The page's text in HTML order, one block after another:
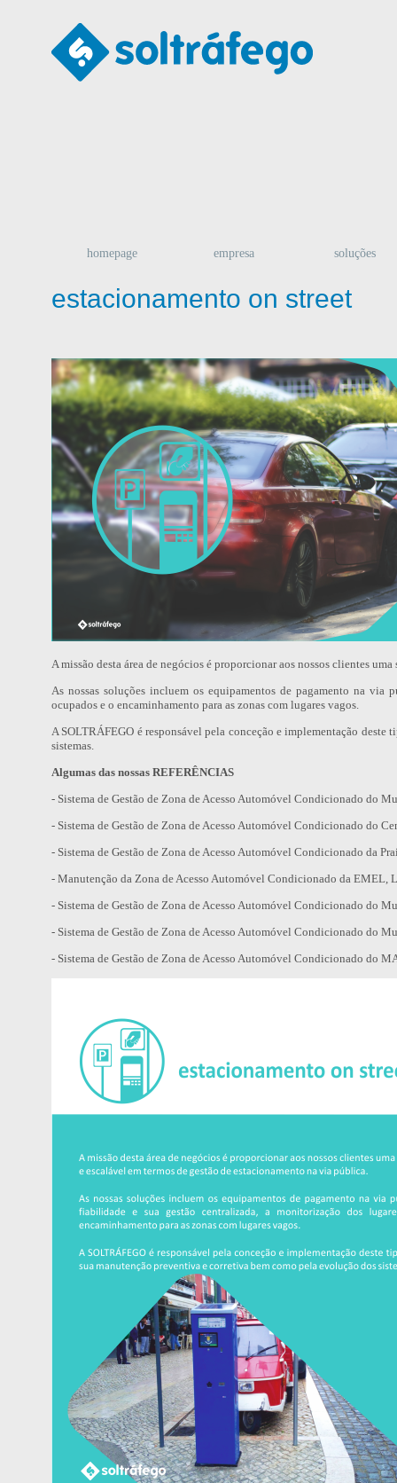
homepage empresa soluções
estacionamento on street
A missão desta área de negócios é proporcionar aos nossos clientes
As nossas soluções incluem os equipamentos de pagamento na
ocupados e o encaminhamento para as zonas com lugares vagos.
A SOLTRÁFEGO é responsável pela conceção e implementação
sistemas.
Algumas das nossas REFERÊNCIAS
- Sistema de Gestão de Zona de Acesso Automóvel Condicionado do
- Sistema de Gestão de Zona de Acesso Automóvel Condicionado do
- Sistema de Gestão de Zona de Acesso Automóvel Condicionado da
- Manutenção da Zona de Acesso Automóvel Condicionado da EMEL,
- Sistema de Gestão de Zona de Acesso Automóvel Condicionado do
- Sistema de Gestão de Zona de Acesso Automóvel Condicionado do
- Sistema de Gestão de Zona de Acesso Automóvel Condicionado do